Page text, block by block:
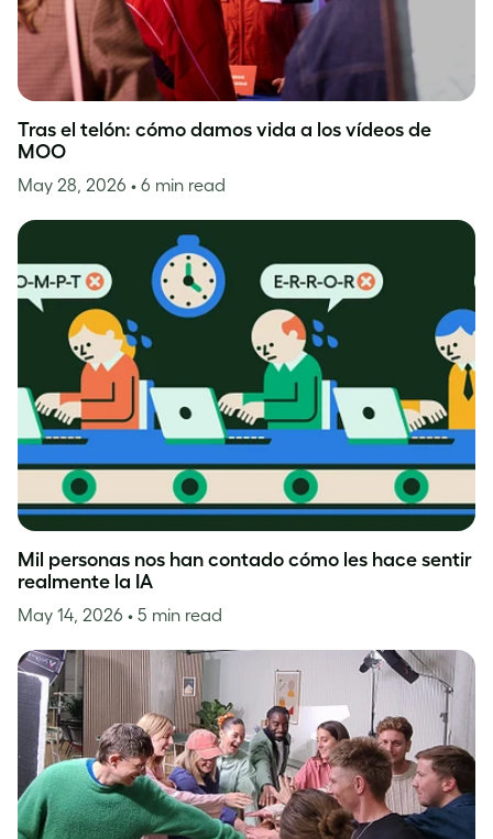
Tras el telón: cómo damos vida a los vídeos de
MOO
May 28, 2026 • 6 min read
Mil personas nos han contado cómo les hace sentir
realmente la IA
May 14, 2026 • 5 min read